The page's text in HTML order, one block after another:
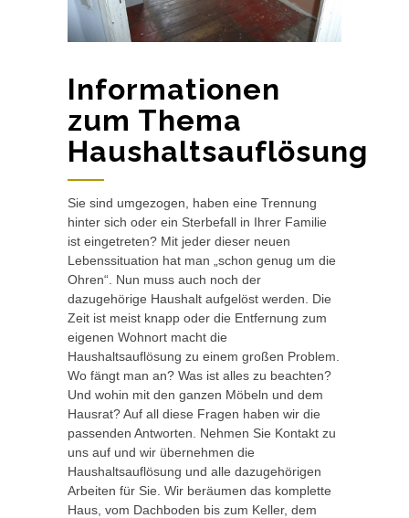
Informationen
zum Thema
Haushaltsauflösung
Sie sind umgezogen, haben eine Trennung
hinter sich oder ein Sterbefall in Ihrer Familie
ist eingetreten? Mit jeder dieser neuen
Lebenssituation hat man „schon genug um die
Ohren“. Nun muss auch noch der
dazugehörige Haushalt aufgelöst werden. Die
Zeit ist meist knapp oder die Entfernung zum
eigenen Wohnort macht die
Haushaltsauflösung zu einem großen Problem.
Wo fängt man an? Was ist alles zu beachten?
Und wohin mit den ganzen Möbeln und dem
Hausrat? Auf all diese Fragen haben wir die
passenden Antworten. Nehmen Sie Kontakt zu
uns auf und wir übernehmen die
Haushaltsauflösung und alle dazugehörigen
Arbeiten für Sie. Wir beräumen das komplette
Haus, vom Dachboden bis zum Keller, dem